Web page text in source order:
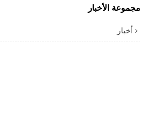
مجموعة الأخبار
أخبار